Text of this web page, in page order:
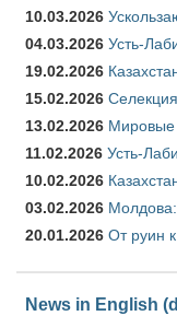
10.03.2026
04.03.2026 Усть-
19.02.2026
15.02.2026
13.02.2026 Мировые
11.02.2026 Усть-
10.02.2026
03.02.2026
20.01.2026 От руин
News in English